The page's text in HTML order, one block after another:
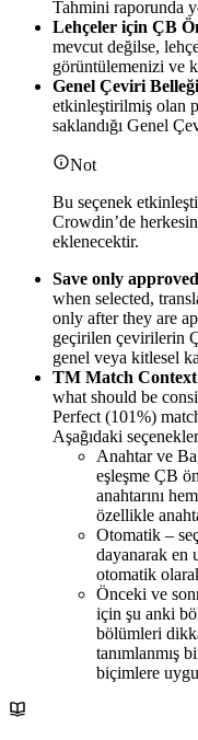
Tahmini raporunda
Lehçeler için ÇB
mevcut değilse,
görüntülemenizi ve
Genel Çeviri
etkinleştirilmiş olan
saklandığı Genel
Not
Bu seçenek
Crowdin’de
eklenecektir.
Save only
when selected,
only after they are
geçirilen çevirilerin
genel veya kitlesel
TM Match
what should be
Perfect (101%)
Aşağıdaki
Anahtar ve
eşleşme ÇB
anahtarını
özellikle
Otomatik –
dayanarak en
otomatik
Önceki ve
için şu anki
bölümleri
tanımlanmış
biçimlere